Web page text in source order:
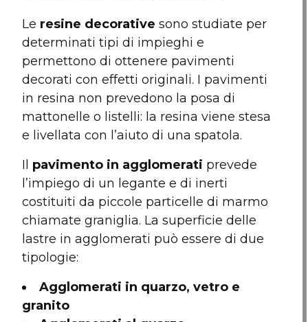
Le resine decorative sono studiate per
determinati tipi di impieghi e
permettono di ottenere pavimenti
decorati con effetti originali. I pavimenti
in resina non prevedono la posa di
mattonelle o listelli: la resina viene stesa
e livellata con l’aiuto di una spatola.
Il pavimento in agglomerati prevede
l’impiego di un legante e di inerti
costituiti da piccole particelle di marmo
chiamate graniglia. La superficie delle
lastre in agglomerati può essere di due
tipologie:
Agglomerati in quarzo, vetro e
granito